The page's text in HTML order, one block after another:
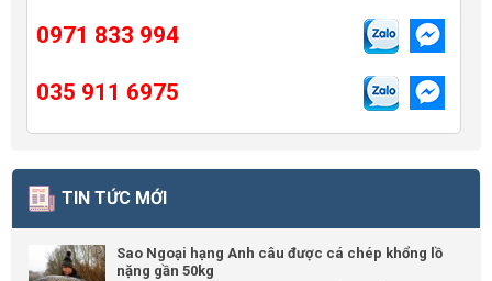
0971 833 994
035 911 6975
TIN TỨC MỚI
Sao Ngoại hạng Anh câu được cá chép khổng lồ
nặng gần 50kg